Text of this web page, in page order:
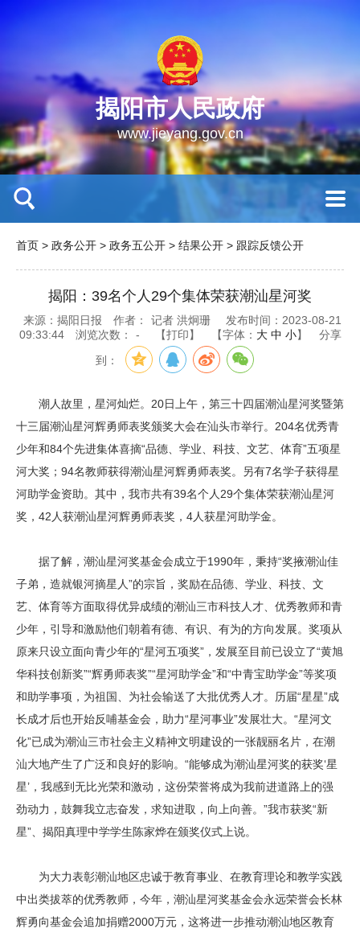
揭阳市人民政府
www.jieyang.gov.cn
首页 > 政务公开 > 政务五公开 > 结果公开 > 跟踪反馈公开
揭阳：39名个人29个集体荣获潮汕星河奖
来源：揭阳日报 作者： 记者 洪炯珊
发布时间：2023-08-21
09:33:44
浏览次数： - 【打印】 【字体： 大 中 小】 分享
到：
潮人故里，星河灿烂。20日上午，第三十四届潮汕星河奖暨第
十三届潮汕星河辉勇师表奖颁奖大会在汕头市举行。204名优秀青
少年和84个先进集体喜摘“品德、学业、科技、文艺、体育”五项星
河大奖；94名教师获得潮汕星河辉勇师表奖。另有7名学子获得星
河助学金资助。其中，我市共有39名个人29个集体荣获潮汕星河
奖，42人获潮汕星河辉勇师表奖，4人获星河助学金。
据了解，潮汕星河奖基金会成立于1990年，秉持“奖掖潮汕佳
子弟，造就银河摘星人”的宗旨，奖励在品德、学业、科技、文
艺、体育等方面取得优异成绩的潮汕三市科技人才、优秀教师和青
少年，引导和激励他们朝着有德、有识、有为的方向发展。奖项从
原来只设立面向青少年的“星河五项奖”，发展至目前已设立了“黄旭
华科技创新奖”“辉勇师表奖”“星河助学金”和“中青宝助学金”等奖项
和助学事项，为祖国、为社会输送了大批优秀人才。历届“星星”成
长成才后也开始反哺基金会，助力“星河事业”发展壮大。“星河文
化”已成为潮汕三市社会主义精神文明建设的一张靓丽名片，在潮
汕大地产生了广泛和良好的影响。“能够成为潮汕星河奖的获奖‘星
星’，我感到无比光荣和激动，这份荣誉将成为我前进道路上的强
劲动力，鼓舞我立志奋发，求知进取，向上向善。”我市获奖“新
星”、揭阳真理中学学生陈家烨在颁奖仪式上说。
为大力表彰潮汕地区忠诚于教育事业、在教育理论和教学实践
中出类拔萃的优秀教师，今年，潮汕星河奖基金会永远荣誉会长林
辉勇向基金会追加捐赠2000万元，这将进一步推动潮汕地区教育